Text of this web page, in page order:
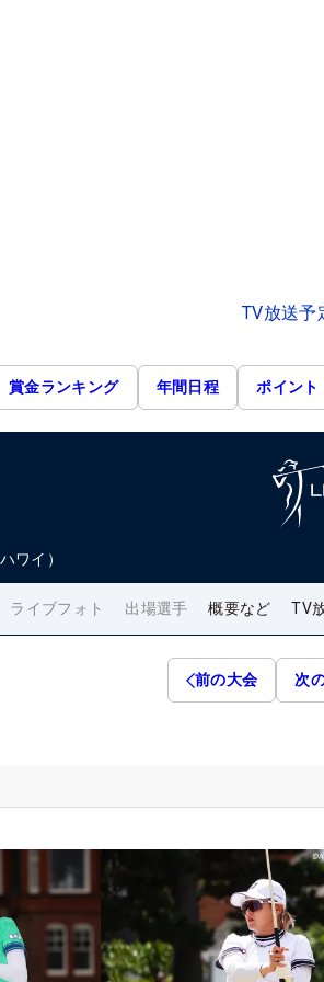
TV放送予
賞金ランキング 年間日程 ポイント
ワイ）
ライブフォト 出場選手 概要など TV
前の大会 次